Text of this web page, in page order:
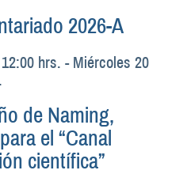
2026-A
hrs. - Miércoles 20
de Naming,
el “Canal
científica”